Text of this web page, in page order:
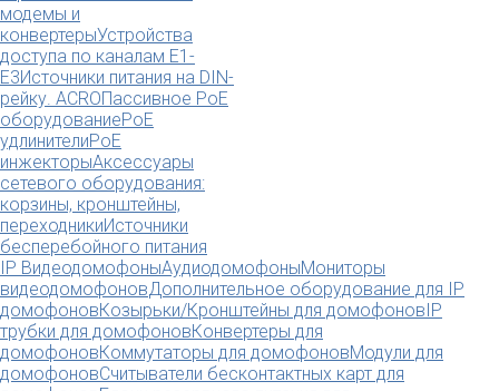
модемы и
конвертерыУстройства
доступа по каналам E1-
E3Источники питания на DIN-
рейку. ACROПассивное PoE
оборудованиеPoE
удлинителиPoE
инжекторыАксессуары
сетевого оборудования:
корзины, кронштейны,
переходникиИсточники
бесперебойного питания
IP ВидеодомофоныАудиодомофоныМониторы
видеодомофоновДополнительное оборудование для IP
домофоновКозырьки/Кронштейны для домофоновIP
трубки для домофоновКонвертеры для
домофоновКоммутаторы для домофоновМодули для
домофоновСчитыватели бесконтактных карт для